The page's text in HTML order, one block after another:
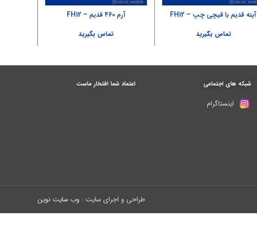
آینه قدیم با قیچی چپ – FH12
تماس بگیرید
آرم ۴۶۰ قدیم – FH12
تماس بگیرید
شبکه های اجتماعی
اینستاگرام
اعتماد شما افتخار ماست
طراحی و اجرای سایت : وب سایت نوین